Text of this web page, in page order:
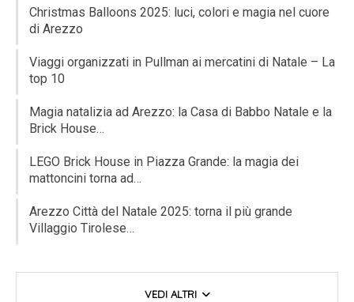
Christmas Balloons 2025: luci, colori e magia nel cuore
di Arezzo
Viaggi organizzati in Pullman ai mercatini di Natale – La
top 10
Magia natalizia ad Arezzo: la Casa di Babbo Natale e la
Brick House…
LEGO Brick House in Piazza Grande: la magia dei
mattoncini torna ad…
Arezzo Città del Natale 2025: torna il più grande
Villaggio Tirolese…
VEDI ALTRI